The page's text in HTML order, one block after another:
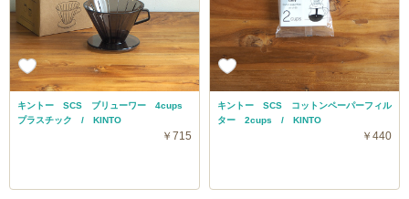
キントー SCS ブリューワー 4cups
プラスチック / KINTO
￥715
キントー SCS コットンペーパーフィル
ター 2cups / KINTO
￥440